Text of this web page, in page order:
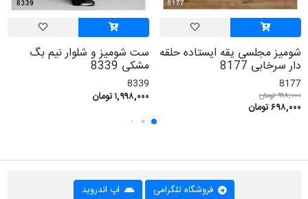
شومیز مجلسی یقه ایستاده حلقه
دار سرخابی 8177
8177
۹۹۸,۰۰۰ تومان
۶۹۸,۰۰۰ تومان
ست شومیز و شلوار نیم بگ
مشکی 8339
8339
۱,۹۹۸,۰۰۰ تومان
فروشگاه تلگرامی اپ اندروید